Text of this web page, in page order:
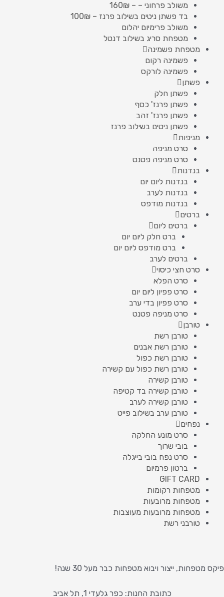
משולב פרחוני – – 160₪
בד פשתן ניטים בשילוב פרנז – 100₪
משולב פרימיום יהלום
מטפחת סריג בשילוב דנטל
מטפחת פשמינה
פשמינה רקום
פשמינה לורקס
פשתן
פשתן חלק
פשתן פרנז' כסף
פשתן פרנז' זהב
פשתן ניטים בשילוב פרנז
מניפות
סרט מניפה
סרט מניפה פטנט
בנדנות
בנדנות ליום יום
בנדנות לערב
בנדנות מודפס
ברטים
ברטים ליום
ברט חלק ליום יום
ברט מודפס ליום יום
ברטים לערב
סרט חצי כיסוי
סרט הפלא
סרט פפיון ליום יום
סרט פפיון בדי ערב
סרט מניפה פטנט
טורבן
טורבן רשת
טורבן רשת אבנים
טורבן רשת כפול
טורבן רשת כפול עם קשירה
טורבן קשירה
טורבן קשירה בד קטיפה
טורבן קשירה לערב
טורבן ערב בשילוב פייט
נפחים
סרט מונע החלקה
בובי שרוך
סרט נפח בובי בייגלה
ברטון פרמיום
GIFT CARD
מטפחות רקומות
מטפחות מרובעות
מטפחות מרובעות מעוצבות
טורבני רשת
פיקס מטפחות, ייצור ויבוא מטפחות כבר מעל 30 שנה!
כתובת החנות: כפר גלעדי 1, תל אביב